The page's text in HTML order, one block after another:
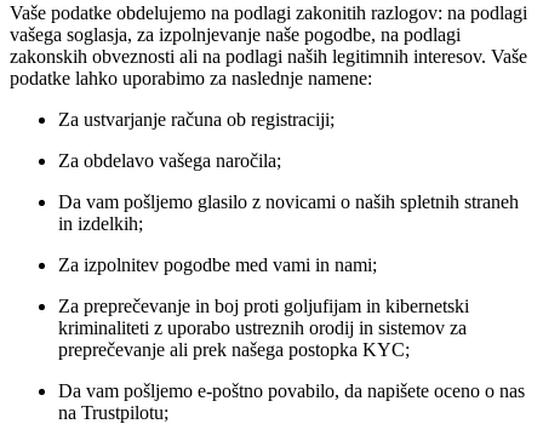
Vaše podatke obdelujemo na podlagi zakonitih razlogov: na podlagi
vašega soglasja, za izpolnjevanje naše pogodbe, na podlagi
zakonskih obveznosti ali na podlagi naših legitimnih interesov. Vaše
podatke lahko uporabimo za naslednje namene:
Za ustvarjanje računa ob registraciji;
Za obdelavo vašega naročila;
Da vam pošljemo glasilo z novicami o naših spletnih straneh
in izdelkih;
Za izpolnitev pogodbe med vami in nami;
Za preprečevanje in boj proti goljufijam in kibernetski
kriminaliteti z uporabo ustreznih orodij in sistemov za
preprečevanje ali prek našega postopka KYC;
Da vam pošljemo e-poštno povabilo, da napišete oceno o nas
na Trustpilotu;